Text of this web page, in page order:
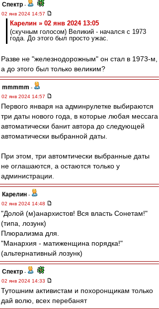
Спектр -
02 янв 2024 14:57
Карелин » 02 янв 2024 13:05
(скучным голосом) Великий - начался с 1973
года. До этого был просто ужас.
Разве не "железнодорожным" он стал в 1973-м,
а до этого был только великим?
mmmmm -
02 янв 2024 14:57
Первого января на админрулетке выбираются
три даты нового года, в которые любая мессага
автоматически банит автора до следующей
автоматически выбранной даты.
При этом, три автомтически выбранные даты
не оглашаются, а остаются только у
администрации.
Карелин -
02 янв 2024 14:48
"Долой (м)анархистов! Вся власть Сонетам!"
(типа, лозунк)
Плюрализма для.
"Манархия - матиженщина порядка!"
(альтернативный лозунк)
Спектр -
02 янв 2024 14:33
Тутошним активистам и похоронщикам только
дай волю, всех перебанят